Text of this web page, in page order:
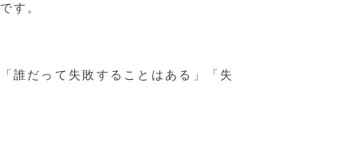
す。
誰だって失敗することはある」「失